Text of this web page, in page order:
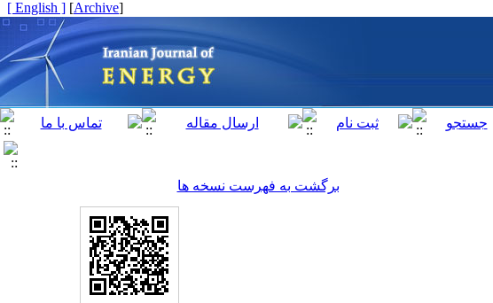
[
Archive
]
[ English ]
برگشت به فهرست نسخه ها